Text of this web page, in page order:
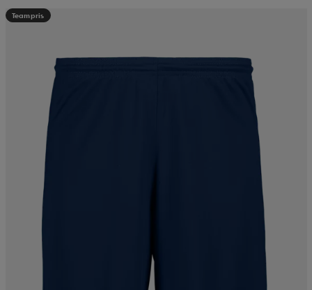
Teampris